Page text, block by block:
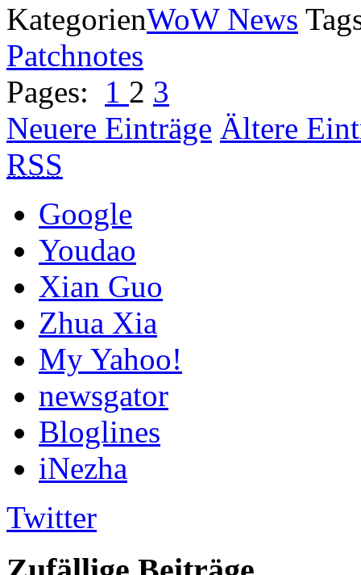
KategorienWoW News
Patchnotes
Pages:
1 2 3
Neuere Einträge Ältere
RSS
Google
Youdao
Xian Guo
Zhua Xia
My Yahoo!
newsgator
Bloglines
iNezha
Twitter